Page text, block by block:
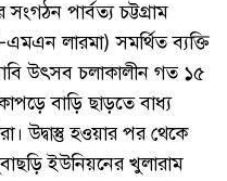
সংগঠন পার্বত্য চট্টগ্রাম
লারমা) সমর্থিত ব্যক্তি
উৎসব চলাকালীন গত ১৫
বাড়ি ছাড়তে বাধ্য
উদ্বাস্তু হওয়ার পর থেকে
ইউনিয়নের খুলারাম